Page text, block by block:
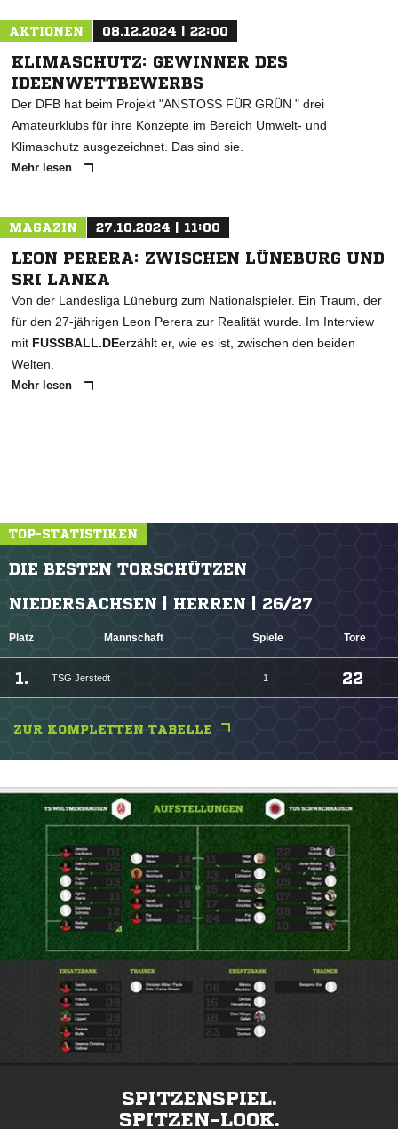
AKTIONEN 08.12.2024 | 22:00
KLIMASCHUTZ: GEWINNER DES
IDEENWETTBEWERBS
Der DFB hat beim Projekt "ANSTOSS FÜR GRÜN " drei
Amateurklubs für ihre Konzepte im Bereich Umwelt- und
Klimaschutz ausgezeichnet. Das sind sie.
Mehr lesen
MAGAZIN 27.10.2024 | 11:00
LEON PERERA: ZWISCHEN LÜNEBURG UND
SRI LANKA
Von der Landesliga Lüneburg zum Nationalspieler. Ein Traum, der
für den 27-jährigen Leon Perera zur Realität wurde. Im Interview
mit FUSSBALL.DEerzählt er, wie es ist, zwischen den beiden
Welten.
Mehr lesen
TOP-STATISTIKEN
DIE BESTEN TORSCHÜTZEN
NIEDERSACHSEN | HERREN | 26/27
Platz Mannschaft Spiele Tore
1. TSG Jerstedt 1 22
ZUR KOMPLETTEN TABELLE
SPITZENSPIEL.
SPITZEN-LOOK.